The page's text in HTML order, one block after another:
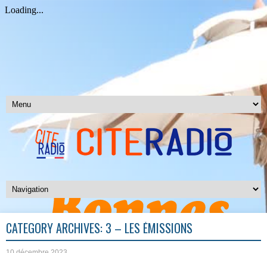
CATEGORY ARCHIVES: 3 – LES ÉMISSIONS